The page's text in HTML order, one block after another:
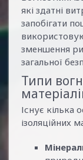
які здатні
запобігати
зменшення
загальної
Типи
Існує кілька
ізоляційних